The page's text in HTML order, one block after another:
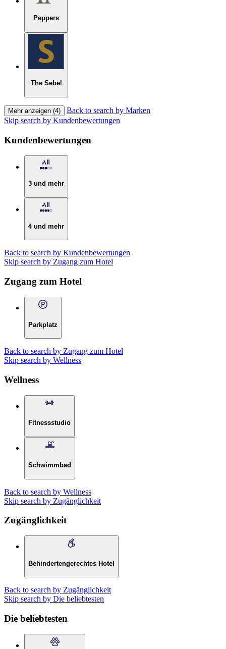
Peppers
The Sebel
Mehr anzeigen (4)
Back to search by Marken
Skip search by Kundenbewertungen
Kundenbewertungen
3 und mehr
4 und mehr
Back to search by Kundenbewertungen
Skip search by Zugang zum Hotel
Zugang zum Hotel
Parkplatz
Back to search by Zugang zum Hotel
Skip search by Wellness
Wellness
Fitnessstudio
Schwimmbad
Back to search by Wellness
Skip search by Zugänglichkeit
Zugänglichkeit
Behindertengerechtes Hotel
Back to search by Zugänglichkeit
Skip search by Die beliebtesten
Die beliebtesten